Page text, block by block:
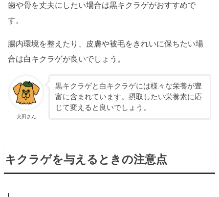
歯や骨を丈夫にしたい場合は黒キクラゲがおすすめで
す。
腸内環境を整えたり、皮膚や被毛をきれいに保ちたい場
合は白キクラゲが良いでしょう。
犬田さん
黒キクラゲと白キクラゲには様々な栄養が豊
富に含まれています。摂取したい栄養素に応
じて変えると良いでしょう。
キクラゲを与えるときの注意点